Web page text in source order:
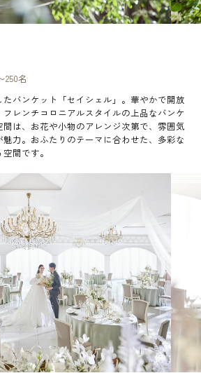
250名
バンケット「セイシェル」。華やかで開放
レンチコロニアルスタイルの上品なバンケ
間は、お花や小物のアレンジ次第で、雰囲気
力。おふたりのテーマに合わせた、多彩な
間です。